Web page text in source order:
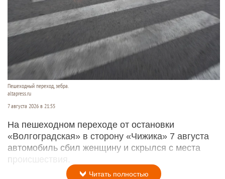
Пешеходный переход, зебра.
altapress.ru
7 августа 2026 в 21:55
На пешеходном переходе от остановки
«Волгоградская» в сторону «Чижика» 7 августа
автомобиль сбил женщину и скрылся с места
происшествия.
Читать полностью